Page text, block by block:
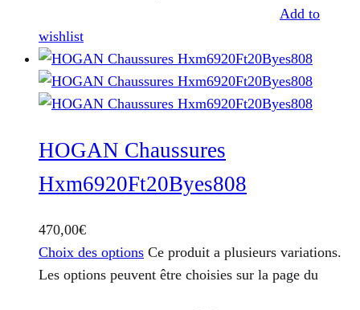
Add to
wishlist
HOGAN Chaussures
Hxm6920Ft20Byes808
470,00€
Choix des options Ce produit a plusieurs variations.
Les options peuvent être choisies sur la page du